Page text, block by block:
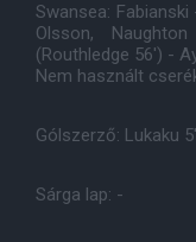
Swansea:
Olsson,
(Routhledge 56') -
Nem használt
Gólszerző: Lukaku
Sárga lap: -